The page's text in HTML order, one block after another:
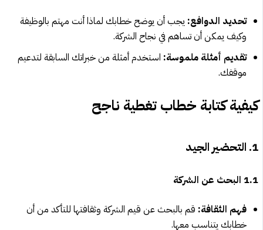
تحديد الدوافع: يجب أن يوضح خطابك لماذا أنت مهتم بالوظيفة
وكيف يمكن أن تساهم في نجاح الشركة.
تقديم أمثلة ملموسة: استخدم أمثلة من خبراتك السابقة لتدعيم
موقفك.
كيفية كتابة خطاب تغطية ناجح
1. التحضير الجيد
1.1 البحث عن الشركة
فهم الثقافة: قم بالبحث عن قيم الشركة وثقافتها للتأكد من أن
خطابك يتناسب معها.